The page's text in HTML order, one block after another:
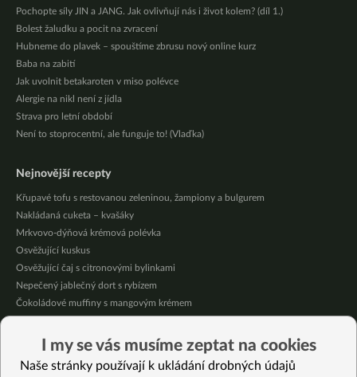
Pochopte síly JIN a JANG. Jak ovlivňují nás i život kolem? (díl 1.)
Bolest žaludku a pocit na zvracení
Hubneme do plavek – spouštíme zbrusu nový online kurz
Baba na zabití
Jak uvolnit betakaroten v miso polévce
Alergie na nikl není z jídla
Strava pro letní období
Není to stoprocentní, ale funguje to! (Vlaďka)
Nejnovější recepty
Křupavé tofu s restovanou zeleninou, žampiony a bulgurem
Nakládaná cuketa – kvašáky
Mrkvovo-dýňová krémová polévka
Osvěžující kuskus
Osvěžující čaj s citronovými bylinkami
Nepečený jablečný dort s rybízem
Čokoládové muffiny s mangovým krémem
Krémová zeleninová polévka s koprem a vločkami
Celozrnná rýže basmati se zeleninou
I my se vás musíme zeptat na cookies
Naše stránky používají k ukládání drobných údajů